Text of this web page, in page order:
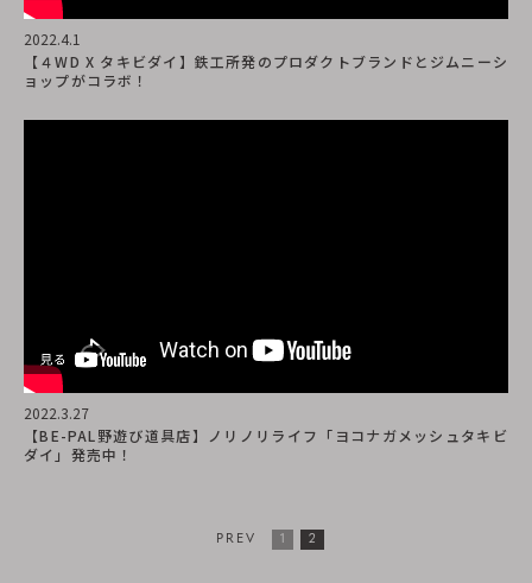
2022.4.1
【４WD X タキビダイ】鉄工所発のプロダクトブランドとジムニーシ
ョップがコラボ！
2022.3.27
【BE-PAL野遊び道具店】ノリノリライフ「ヨコナガメッシュタキビ
ダイ」発売中！
PREV 1 2